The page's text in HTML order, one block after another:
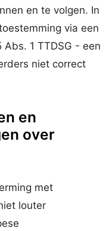
en te volgen. In
via een
1 TTDSG - een
niet correct
en
over
met
louter